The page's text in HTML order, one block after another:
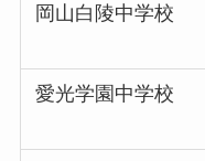
岡山白陵中学校
愛光学園中学校